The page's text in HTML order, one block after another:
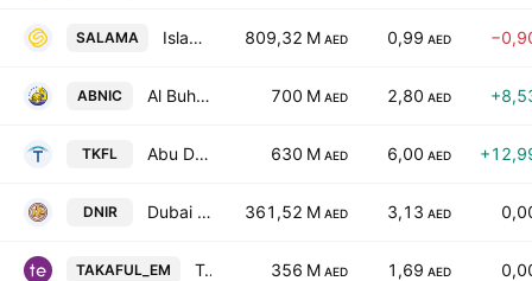
SALAMA Islamic Arab Insurance Co. (Salama) 809,32 M AED 0,99 AED
ABNIC Al Buhaira National Insurance Company 700 M AED 2,80 AED
TKFL Abu Dhabi National Takaful Co. 630 M AED 6,00 AED
DNIR Dubai National Insurance & Reinsurance Co. (P.S.C.) 361,52 M AED 3,13 AED
TAKAFUL_EM Takaful Emarat - Insurance (PSC) 356 M AED 1,69 AED